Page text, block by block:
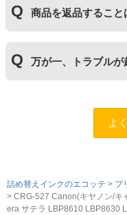
しいものに交換して
サイクルトナー/ド
くことで保証期間
保証期間の2年以内
商品を返品すること
用未開封の場合で
ご購入前に商品の
ますので、お手数
万が一、トラブルが
問合フォーム
ふたつの保
よ
詰め替えインクのエコッテ
プ
CRG-527 Canon(キヤノン/キ
era サテラ LBP8610 LBP8630